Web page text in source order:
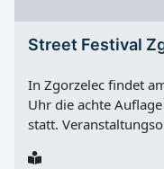
Street Festival
In Zgorzelec findet
Uhr die achte
statt.
und der Stadt